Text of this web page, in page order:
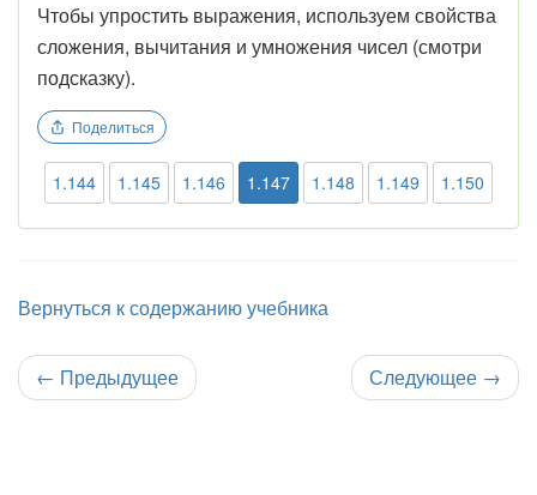
Чтобы упростить выражения, используем свойства
сложения, вычитания и умножения чисел (смотри
подсказку).
Поделиться
1.144 1.145 1.146 1.147 1.148 1.149 1.150
Вернуться к содержанию учебника
← Предыдущее Следующее →